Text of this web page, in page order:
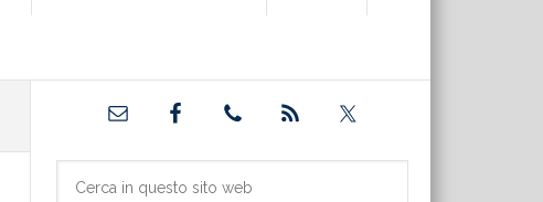
Barra
primaria